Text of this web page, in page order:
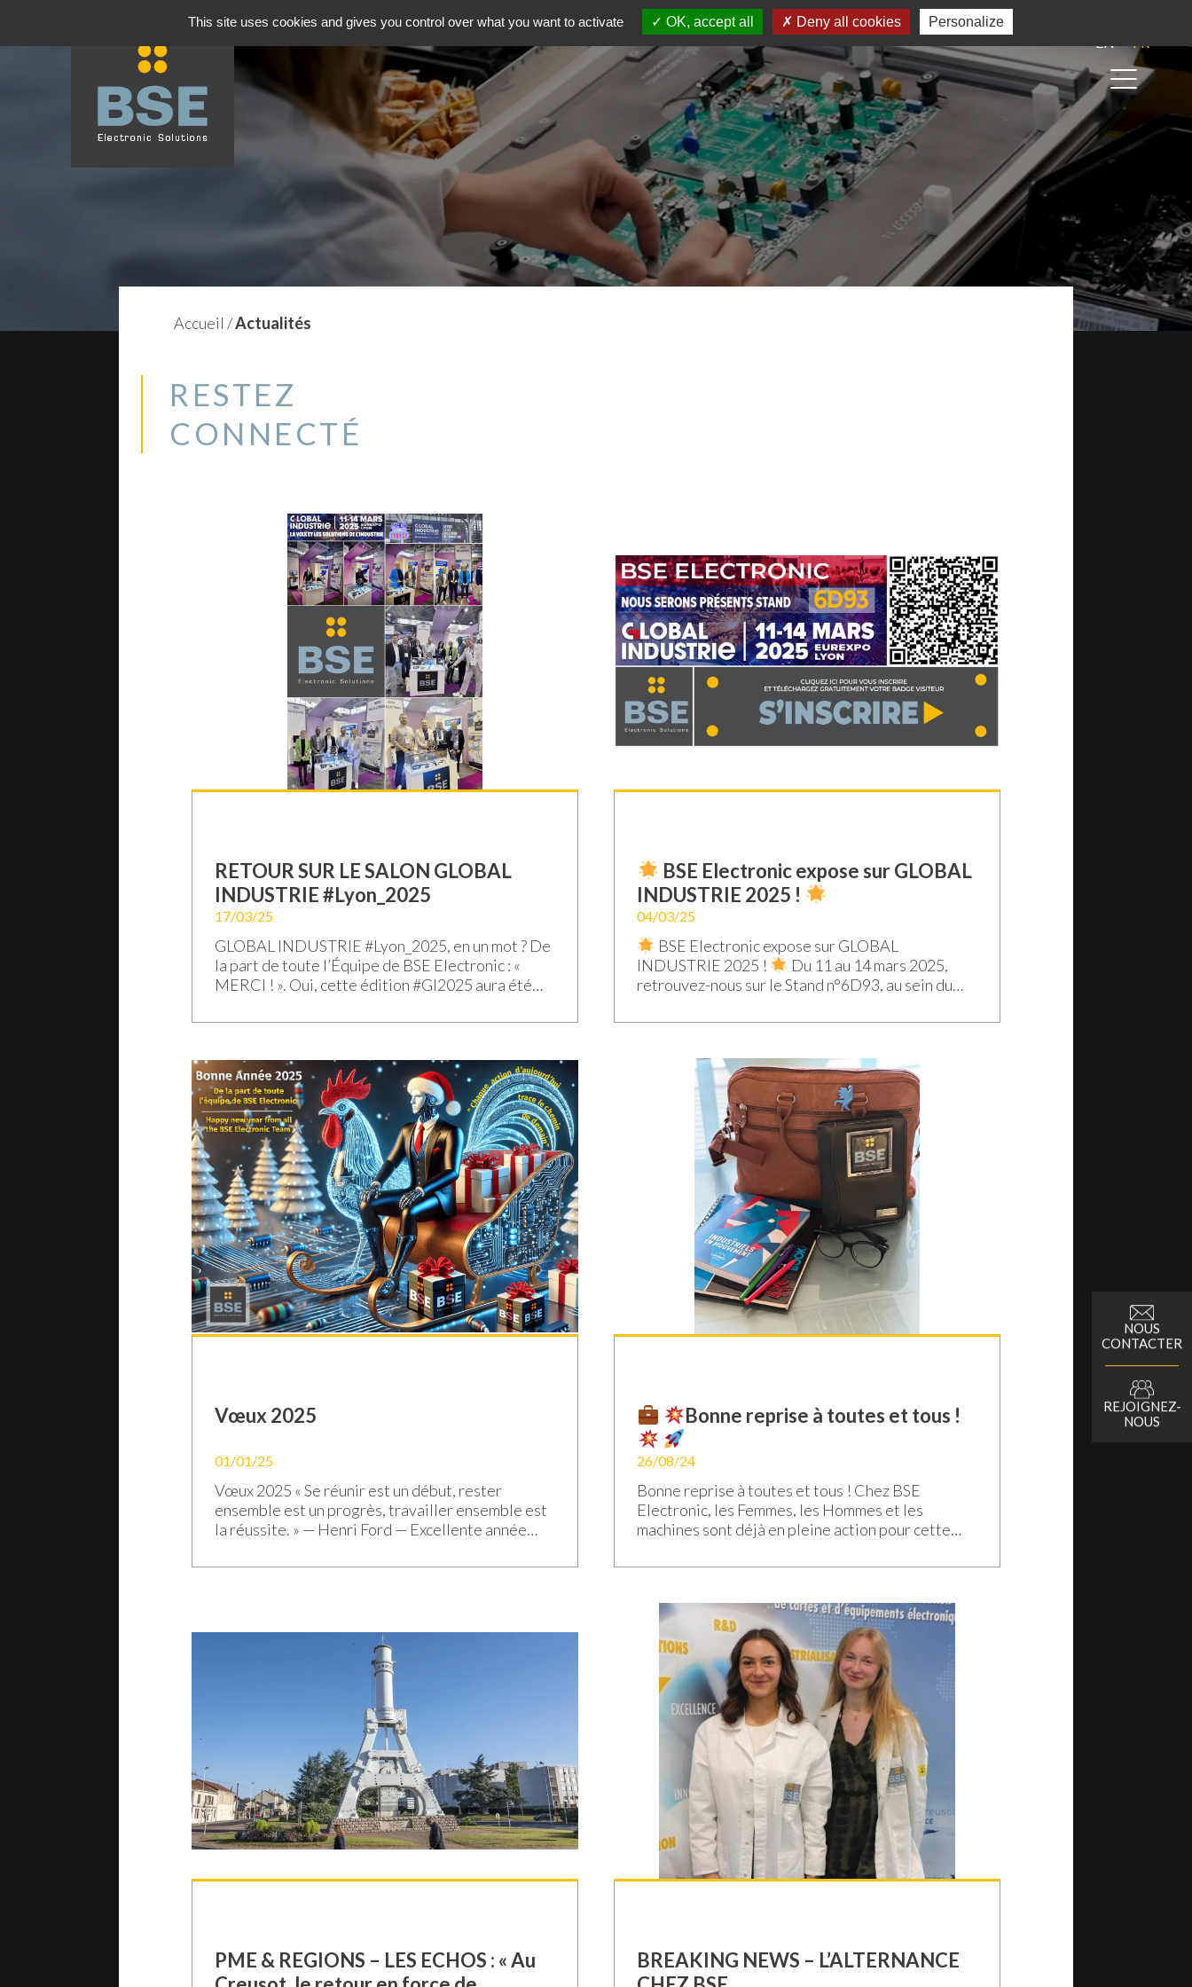
NOUS
CONTACTER
REJOIGNEZ-
NOUS
EN FR
Accueil /Actualités
RESTEZ
CONNECTÉ
RETOUR SUR LE SALON GLOBAL
INDUSTRIE #Lyon_2025
17/03/25
GLOBAL INDUSTRIE #Lyon_2025, en un mot ? De
la part de toute l’Équipe de BSE Electronic : «
MERCI ! ». Oui, cette édition #GI2025 aura été
avec Vous Chers Clients, Prospects et
ensemble ! Le rideau est tombé sur cette édition
exceptionnelle de Global Industrie […]
BSE Electronic expose sur GLOBAL
INDUSTRIE 2025 !
04/03/25
BSE Electronic expose sur GLOBAL
INDUSTRIE 2025 !
Du 11 au 14 mars 2025,
retrouvez-nous sur le Stand n°6D93, au sein du
hashtagGlobal hashtagIndustrie à Lyon. Nous
l’excellence de notre industrie électronique et de
porter les valeurs de La […]
Vœux 2025
01/01/25
Vœux 2025 « Se réunir est un début, rester
ensemble est un progrès, travailler ensemble est
la réussite. » — Henri Ford — Excellente année
de succès partagés, d’innovations responsables
Bonne reprise à toutes et tous !
26/08/24
Bonne reprise à toutes et tous ! Chez BSE
Electronic, les Femmes, les Hommes et les
machines sont déjà en pleine action pour cette
une détermination partagée, nous mettons tout
nous contentons pas de fabriquer des cartes et
équipements […]
PME & REGIONS – LES ECHOS : « Au
BREAKING NEWS – L’ALTERNANCE
This site uses cookies and gives you control over what you want to activate OK, accept all Deny all cookies Personalize